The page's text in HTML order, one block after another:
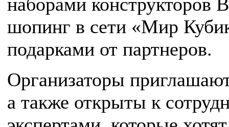
наборами конструкторов
шопинг в сети «Мир
подарками от партнеров.
Организаторы
а также открыты к